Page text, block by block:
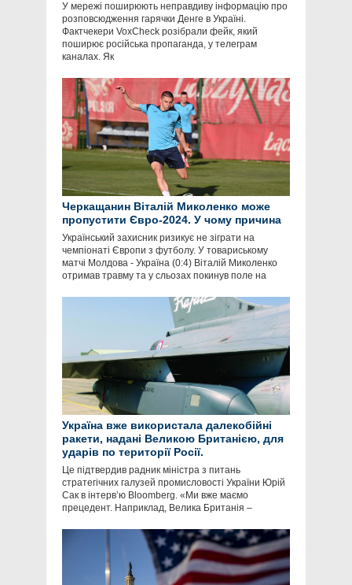
У мережі поширюють неправдиву інформацію про
розповсюдження гарячки Денге в Україні.
Фактчекери VoxCheck розібрали фейк, який
поширює російська пропаганда, у телеграм
каналах. Як
Черкащанин Віталій Миколенко може
пропустити Євро-2024. У чому причина
Український захисник ризикує не зіграти на
чемпіонаті Європи з футболу. У товариському
матчі Молдова - Україна (0:4) Віталій Миколенко
отримав травму та у сльозах покинув поле на
Україна вже використала далекобійні
ракети, надані Великою Британією, для
ударів по території Росії.
Це підтвердив радник міністра з питань
стратегічних галузей промисловості України Юрій
Сак в інтервʼю Bloomberg. «Ми вже маємо
прецедент. Наприклад, Велика Британія –